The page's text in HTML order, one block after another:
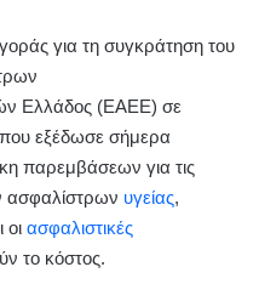
για τη συγκράτηση του
Ελλάδος (ΕΑΕΕ) σε
εξέδωσε σήμερα
παρεμβάσεων για τις
ασφαλίστρων υγείας,
οι ασφαλιστικές
το κόστος.